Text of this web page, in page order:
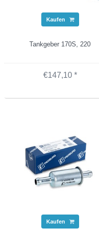
Kaufen
Tankgeber 170S, 220
€147,10 *
Kaufen